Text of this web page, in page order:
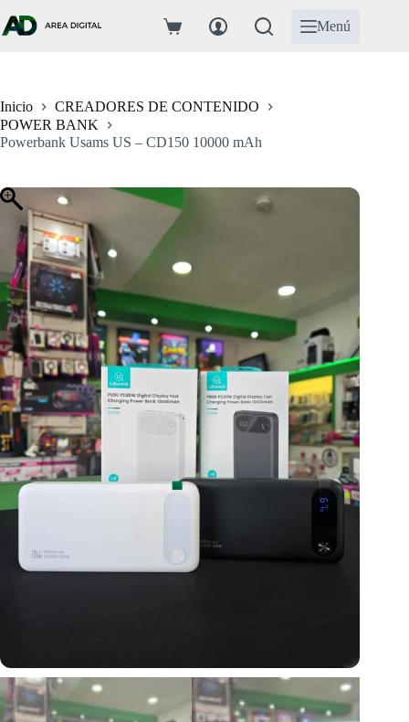
al
contenido
Carro
Menú
Inicio
CREADORES DE CONTENIDO
POWER BANK
Powerbank Usams US – CD150 10000 mAh